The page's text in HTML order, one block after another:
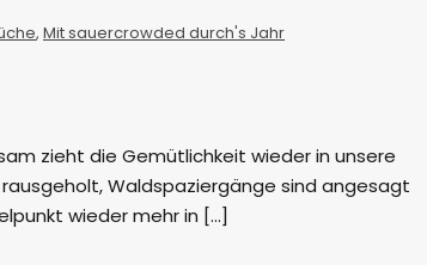
, Mit sauercrowded durch's Jahr
zieht die Gemütlichkeit wieder in unsere
Waldspaziergänge sind angesagt
wieder mehr in […]